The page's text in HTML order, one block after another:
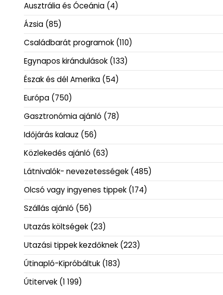
Ausztrália és Óceánia (4)
Ázsia (85)
Családbarát programok (110)
Egynapos kirándulások (133)
Észak és dél Amerika (54)
Európa (750)
Gasztronómia ajánló (78)
Időjárás kalauz (56)
Közlekedés ajánló (63)
Látnivalók- nevezetességek (485)
Olcsó vagy ingyenes tippek (174)
Szállás ajánló (56)
Utazás költségek (23)
Utazási tippek kezdőknek (223)
Útinapló-Kipróbáltuk (183)
Útitervek (1 199)